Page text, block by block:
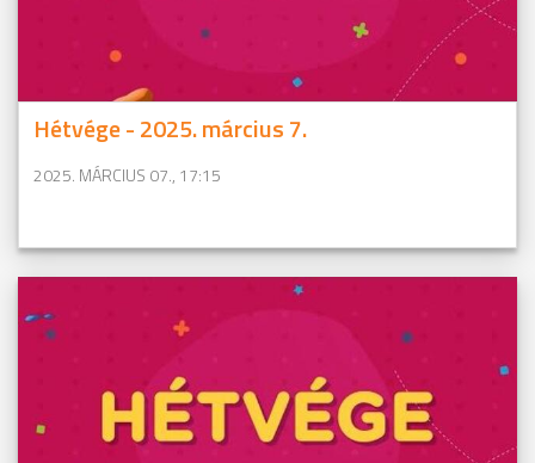
Hétvége - 2025. március 7.
2025. MÁRCIUS 07., 17:15